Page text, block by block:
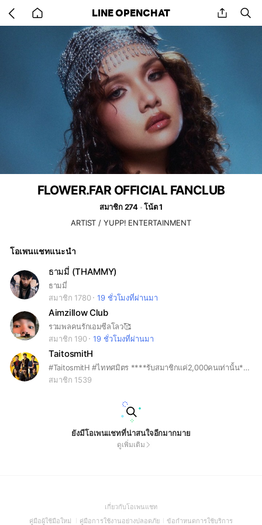
back
to
LINE OPENCHAT share
FLOWER.FAR OFFICIAL FANCLUB
สมาชิก 274
โน้ต 1
ARTIST / YUPP! ENTERTAINMENT
โอเพนแชทแนะนำ
ธามมี่ (THAMMY)
ธามมี่
สมาชิก 1780
19 ชั่วโมงที่ผ่านมา
Aimzillow Club
รวมพลคนรักเอมซีลโลว🥰
สมาชิก 190
19 ชั่วโมงที่ผ่านมา
TaitosmitH
#TaitosmitH #ไททศมิตร ****รับสมาชิกแค่2,000คนเท่านั้น**** แอดหงส์ดุมาก ระวังโดนกินตับ
สมาชิก 1539
ยังมีโอเพนแชทที่น่าสนใจอีกมากมาย
ดูเพิ่มเติม
เกี่ยวกับโอเพนแชท(Open
in
คู่มือผู้ใช้มือใหม่ (Open
คู่มือการใช้งานอย่างปลอดภัย(Open
ข้อกำหนดการใช้บริการ(Open